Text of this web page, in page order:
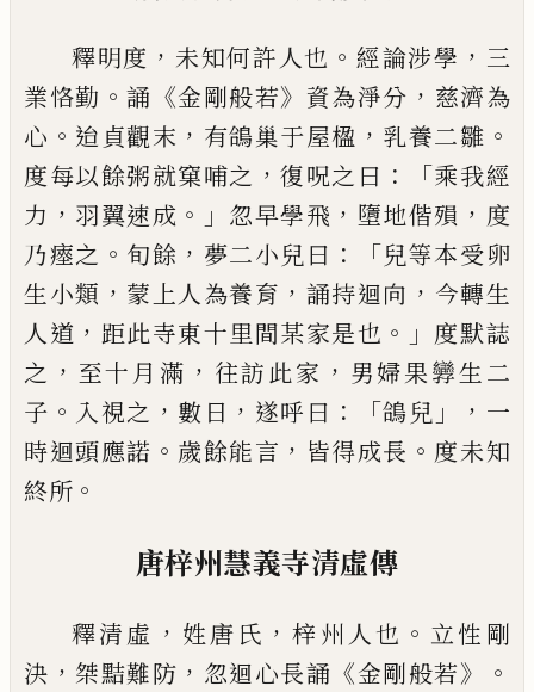
釋明度 ， 未知何許人也 。 經論涉學 ， 三
業恪勤 。誦 《金剛般若》 資為淨分 ， 慈濟為
心 。 迨貞觀末 ， 有鴿巢于屋楹 ， 乳養二雛 。
度每以餘粥就窠哺之 ，復呪之曰 ：「乘我經
力 ， 羽翼速成 。」 忽早學飛 ， 墮地偕殞 ， 度
乃瘞之 。 旬餘 ， 夢二小兒曰 ：「兒等本受卵
生小類 ， 蒙上人為養育 ， 誦持迴向 ， 今轉生
人道 ， 距此寺東十里間某家是也 。」 度默誌
之 ， 至十月滿 ， 往訪此家 ， 男婦果㝈生二
子 。 入視之 ， 數日 ， 遂呼 曰 ：「鴿兒 」， 一
時迴頭應諾 。 歲餘能言 ， 皆得成長 。 度未知
終所 。
唐梓州慧義寺清虛傳
釋清虛 ， 姓唐氏 ，梓州人也 。 立性剛
決 ， 桀黠難防 ， 忽迴心長誦 《金剛般若》。